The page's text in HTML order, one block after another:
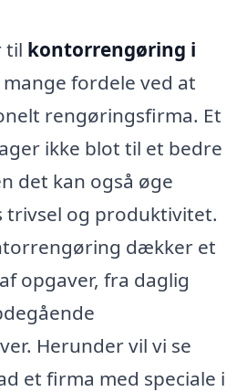
til kontorrengøring i
fordele ved at
rengøringsfirma. Et
ikke blot til et bedre
det kan også øge
trivsel og produktivitet.
dækker et
opgaver, fra daglig
Herunder vil vi se
et firma med speciale i